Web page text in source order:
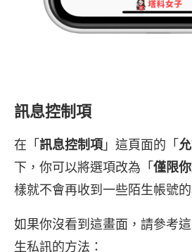
訊息控制項
在「 訊息控制項 」這頁面的「
下，你可以將選項改為「 僅限
樣就不會再收到一些陌生帳號的
如果你沒看到這畫面，請參考
生私訊的方法：